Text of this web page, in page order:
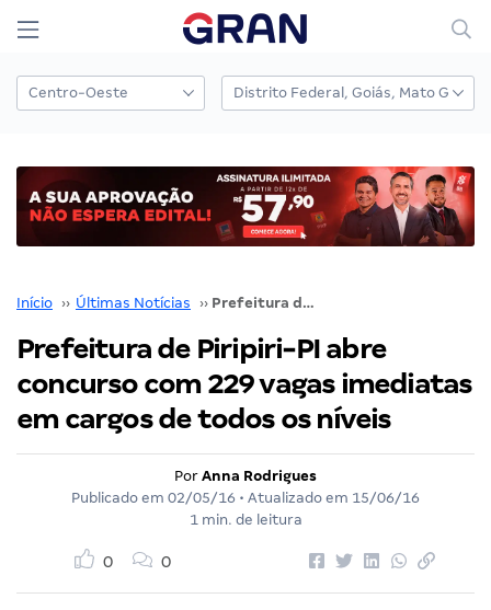
Início ›› Últimas Notícias ›› Prefeitura de Piripiri-PI abre concurso com 229 vagas imediatas em cargos de todos os níveis
Prefeitura de Piripiri-PI abre
concurso com 229 vagas imediatas
em cargos de todos os níveis
Por Anna Rodrigues
Publicado em 02/05/16 • Atualizado em 15/06/16
1 min. de leitura
0 0